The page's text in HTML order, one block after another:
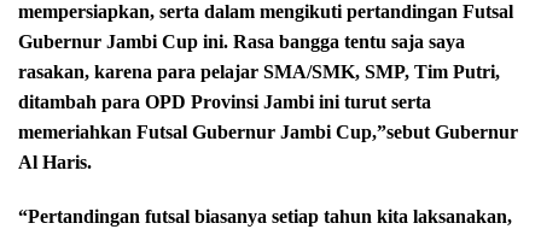
mempersiapkan, serta dalam mengikuti pertandingan Futsal
Gubernur Jambi Cup ini. Rasa bangga tentu saja saya
rasakan, karena para pelajar SMA/SMK, SMP, Tim Putri,
ditambah para OPD Provinsi Jambi ini turut serta
memeriahkan Futsal Gubernur Jambi Cup,”sebut Gubernur
Al Haris.
“Pertandingan futsal biasanya setiap tahun kita laksanakan,